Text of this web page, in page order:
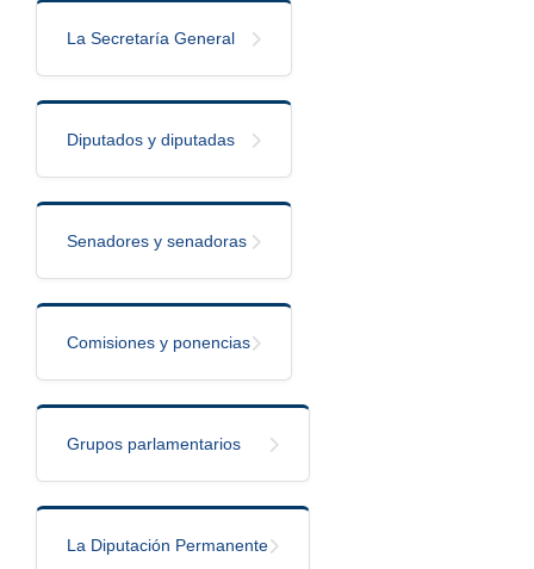
La Secretaría General
Diputados y diputadas
Senadores y senadoras
Comisiones y ponencias
Grupos parlamentarios
La Diputación Permanente